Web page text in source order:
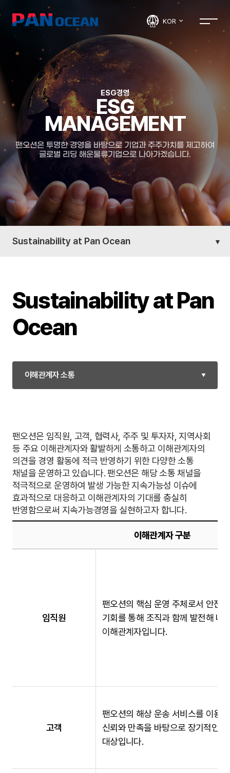
KOR
ESG경영
ESG
MANAGEMENT
팬오션은 투명한 경영을 바탕으로 기업과 주주가치를 제고하여
글로벌 리딩 해운물류기업으로 나아가겠습니다.
Sustainability at Pan Ocean
Sustainability at Pan
Ocean
이해관계자 소통
비즈니스 가치사슬환경·사회 Impacts
이해관계자 소통
중대성 평가
팬오션은 임직원, 고객, 협력사, 주주 및 투자자, 지역사회
등 주요 이해관계자와 활발하게 소통하고 이해관계자의
의견을 경영 활동에 적극 반영하기 위한 다양한 소통
채널을 운영하고 있습니다. 팬오션은 해당 소통 채널을
적극적으로 운영하여 발생 가능한 지속가능성 이슈에
효과적으로 대응하고 이해관계자의 기대를 충실히
반영함으로써 지속가능경영을 실현하고자 합니다.
이해관계자 구분
임직원
팬오션의 핵심 운영 주체로서 안전
기회를 통해 조직과 함께 발전해 나
이해관계자입니다.
고객
팬오션의 해상 운송 서비스를 이용
신뢰와 만족을 바탕으로 장기적인
대상입니다.